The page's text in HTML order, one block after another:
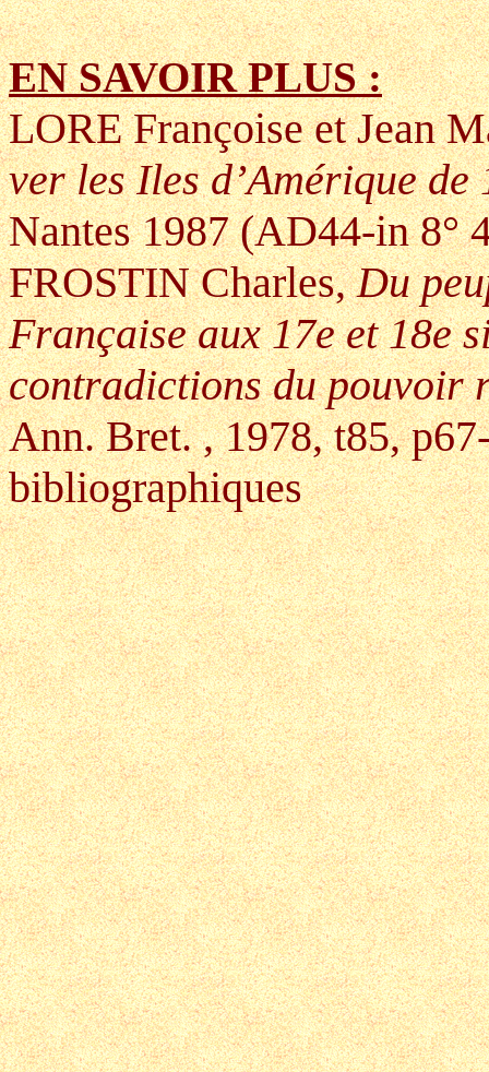
EN SAVOIR PLUS :
LORE Françoise et Jean
ver les Iles d’Amérique
Nantes 1987 (AD44-in
FROSTIN Charles,Du
Française aux 17e et 18e
contradictions du pouvoir
Ann. Bret. , 1978, t85,
bibliographiques